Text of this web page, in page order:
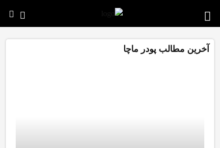
آخرین مطالب پودر ماچا